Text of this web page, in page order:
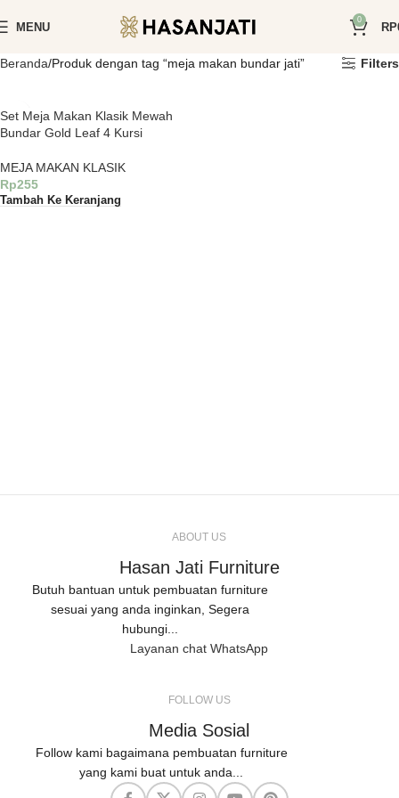
MENU
0
RP
Beranda Produk dengan tag “meja makan bundar jati” Filters
Set Meja Makan Klasik Mewah
Bundar Gold Leaf 4 Kursi
MEJA MAKAN KLASIK
Rp255
Tambah Ke Keranjang
ABOUT US
Hasan Jati Furniture
Butuh bantuan untuk pembuatan furniture
sesuai yang anda inginkan, Segera
hubungi...
Layanan chat WhatsApp
FOLLOW US
Media Sosial
Follow kami bagaimana pembuatan furniture
yang kami buat untuk anda...